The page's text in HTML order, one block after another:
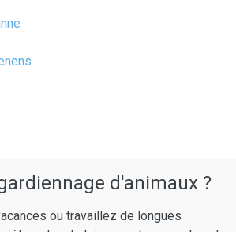
d'animaux ?
ou travaillez de longues